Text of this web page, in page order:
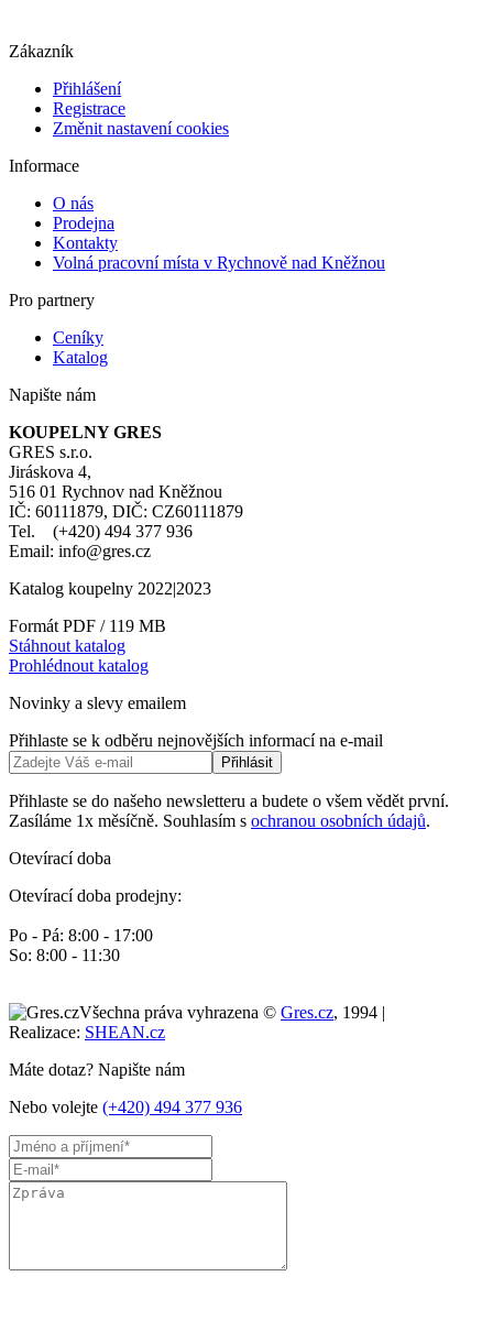
Zákazník
Přihlášení
Registrace
Změnit nastavení cookies
Informace
O nás
Prodejna
Kontakty
Volná pracovní místa v Rychnově nad Kněžnou
Pro partnery
Ceníky
Katalog
Napište nám
KOUPELNY GRES
GRES s.r.o.
Jiráskova 4,
516 01 Rychnov nad Kněžnou
IČ: 60111879, DIČ: CZ60111879
Tel. (+420) 494 377 936
Email: info@gres.cz
Katalog koupelny 2022|2023
Formát PDF / 119 MB
Stáhnout katalog
Prohlédnout katalog
Novinky a slevy emailem
Přihlaste se k odběru nejnovějších informací na e-mail
Přihlásit
Přihlaste se do našeho newsletteru a budete o všem vědět první.
Zasíláme 1x měsíčně. Souhlasím s ochranou osobních údajů.
Otevírací doba
Otevírací doba prodejny:
Po - Pá: 8:00 - 17:00
So: 8:00 - 11:30
Všechna práva vyhrazena © Gres.cz, 1994 |
Realizace: SHEAN.cz
Máte dotaz? Napište nám
Nebo volejte (+420) 494 377 936